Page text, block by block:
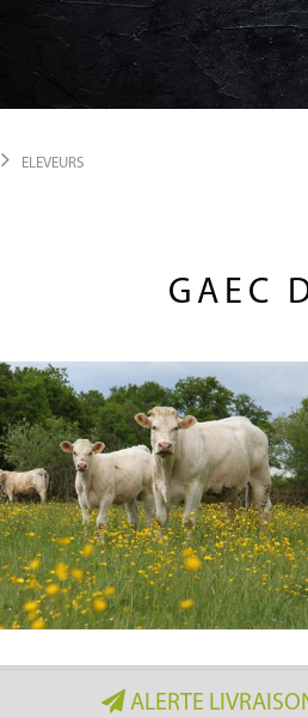
ELEVEURS
GAEC
ALERTE